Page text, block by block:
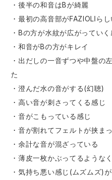
・後半の和音はBが綺麗
・最初の高音部がFAZIOLIら
・Bの方が水紋が広がっていく
・和音がBの方がキレイ
・出だしの一音ずつや中盤の
た
・澄んだ水の音がする(幻聴)
・高い音が刺さってくる感じ
・音がこもっている感じ
・音が割れてフェルトが挟ま
・余計な音が混ざっている
・薄皮一枚かぶってるような
・気持ち悪い感じ(ムズムズ)